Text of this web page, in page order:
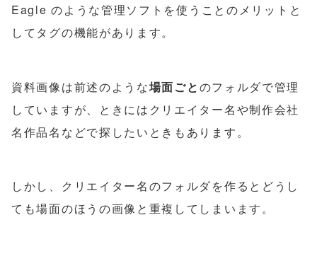
Eagle のような管理ソフトを使うことのメリットと
してタグの機能があります。
資料画像は前述のような場面ごとのフォルダで管理
していますが、ときにはクリエイター名や制作会社
名作品名などで探したいときもあります。
しかし、クリエイター名のフォルダを作るとどうし
ても場面のほうの画像と重複してしまいます。